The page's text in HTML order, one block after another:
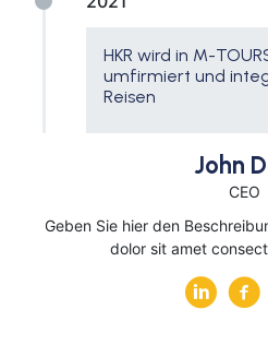
HKR wird in M-
umfirmiert und
Reisen
John
CEO
Geben Sie hier den
dolor sit amet